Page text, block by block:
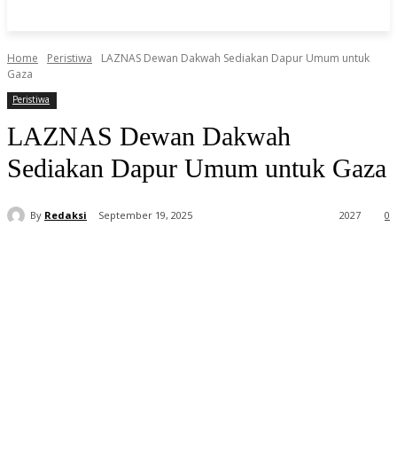
Home Peristiwa
LAZNAS Dewan Dakwah Sediakan Dapur Umum untuk
Gaza
Peristiwa
LAZNAS Dewan Dakwah
Sediakan Dapur Umum untuk Gaza
By Redaksi September 19, 2025 0
2027